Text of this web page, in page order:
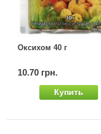
Оксихом 40 г
10.70 грн.
Купить